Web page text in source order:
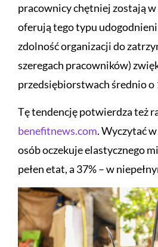
pracownicy chętniej zostają
oferują tego typu
zdolność organizacji do
szeregach pracowników)
przedsiębiorstwach średnio o
Tę tendencję potwierdza też
benefitnews.com. Wyczytać
osób oczekuje elastycznego
pełen etat, a 37% – w